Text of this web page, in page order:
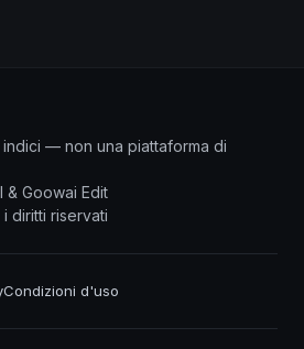
— non una piattaforma di
& Goowai Edit
i diritti riservati
Condizioni d'uso